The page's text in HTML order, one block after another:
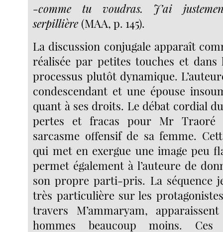
-comme tu voudras. J’ai
serpillière (MAA, p. 145).
La discussion conjugale apparaît
réalisée par petites touches et dans
processus plutôt dynamique.
condescendant et une épouse
quant à ses droits. Le débat cordial
pertes et fracas pour Mr Traoré
sarcasme offensif de sa femme.
qui met en exergue une image peu
permet également à l’auteure de
son propre parti-pris. La séquence
très particulière sur les
travers M’ammaryam,
hommes beaucoup moins.